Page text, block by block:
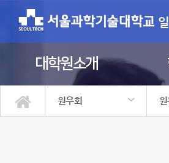
대학원소개
원우회
대학원소개
학과안내
학사정보
입학안내
정보광장
원우회
원
원
원